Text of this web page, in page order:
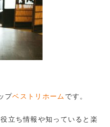
プベストリホーム です。
立ち情報や知っていると楽